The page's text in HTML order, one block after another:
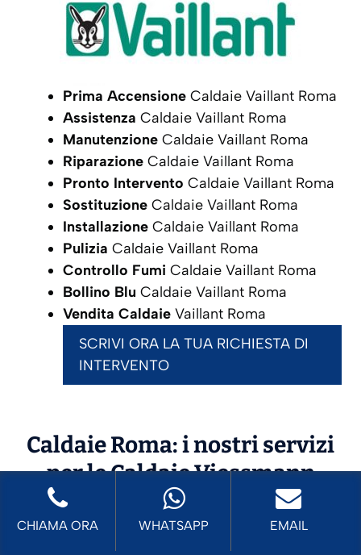
Prima Accensione Caldaie Vaillant Roma
Assistenza Caldaie Vaillant Roma
Manutenzione Caldaie Vaillant Roma
Riparazione Caldaie Vaillant Roma
Pronto Intervento Caldaie Vaillant Roma
Sostituzione Caldaie Vaillant Roma
Installazione Caldaie Vaillant Roma
Pulizia Caldaie Vaillant Roma
Controllo Fumi Caldaie Vaillant Roma
Bollino Blu Caldaie Vaillant Roma
Vendita Caldaie Vaillant Roma
SCRIVI ORA LA TUA RICHIESTA DI
INTERVENTO
Caldaie Roma: i nostri servizi
per le CaldaieViessmann
CHIAMA ORA WHATSAPP EMAIL